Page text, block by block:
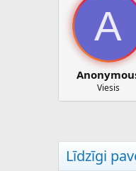
A
Viesis
Līdzīgi